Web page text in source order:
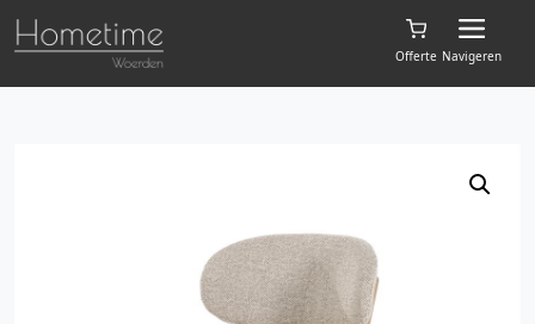
Offerte Navigeren